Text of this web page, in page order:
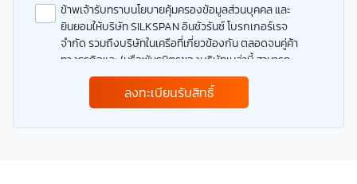
ข้าพเจ้ารับทราบนโยบายคุ้มครองข้อมูลส่วนบุคคล และ
ยินยอมให้บริษัท SILKSPAN อินชัวรันซ์ โบรกเกอร์เรจ
จำกัด รวมถึงบริษัทในเครือที่เกี่ยวข้องกัน ตลอดจนคู่ค้า
ทางธุรกิจและ/หรือพันธมิตรของบริษัทเหล่านี้ สามารถ
เก็บ ใช้ และ/หรือ เปิดเผยข้อมูลส่วนบุคคลและข้อมูลส่วน
บุคคลที่มีความอ่อนไหวของข้าพเจ้า เพื่อวัตถุประสงค์ใน
การดำเนินการติดต่อและนำเสนอข้อมูลสำหรับการขาย
ผลิตภัณฑ์ การจัดทำรายการส่งเสริมการขายและการ
ลงทะเบียนรับสิทธิ์